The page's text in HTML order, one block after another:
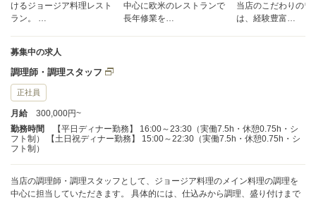
けるジョージア料理レスト
ラン。 …
中心に欧米のレストランで
長年修業を…
当店のこだわりのワ
は、経験豊富…
募集中の求人
調理師・調理スタッフ
正社員
月給
300,000円~
勤務時間
【平日ディナー勤務】 16:00～23:30（実働7.5h・休憩0.75h・シ
フト制） 【土日祝ディナー勤務】 15:00～22:30（実働7.5h・休憩0.75h・シ
フト制）
当店の調理師・調理スタッフとして、ジョージア料理のメイン料理の調理を
中心に担当していただきます。 具体的には、仕込みから調理、盛り付けまで